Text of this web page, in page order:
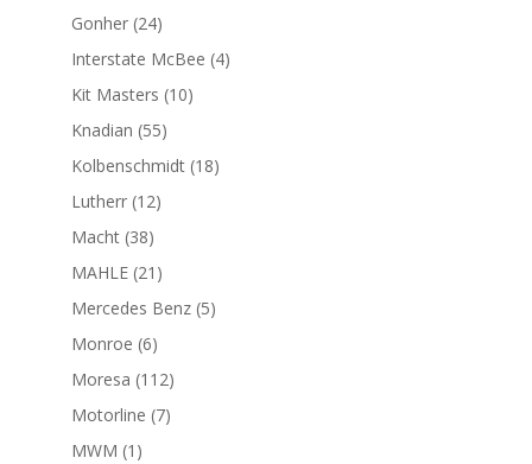
productos
Gonher 2424
productos
Interstate McBee 44
Kit Masters 1010
Knadian 5555
productos
Kolbenschmidt 1818
Lutherr 1212
Macht 3838
productos
MAHLE 21 21
productos
Mercedes Benz 55
Monroe 66
productos
Moresa 112112
productos
Motorline 77
MWM 1 1